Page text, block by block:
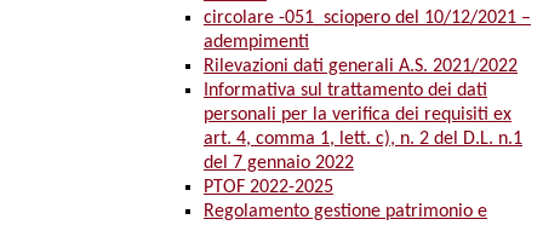
circolare -051_sciopero del 10/12/2021 –
adempimenti
Rilevazioni dati generali A.S. 2021/2022
Informativa sul trattamento dei dati
personali per la verifica dei requisiti ex
art. 4, comma 1, lett. c), n. 2 del D.L. n.1
del 7 gennaio 2022
PTOF 2022-2025
Regolamento gestione patrimonio e